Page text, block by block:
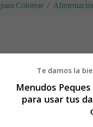
Colorear
y
Te damos la
Menudos
para usar tus